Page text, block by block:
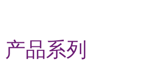
品系列